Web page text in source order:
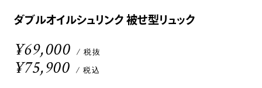
ダブルオイルシュリンク 被せ型リュック
¥69,000 / 税抜
¥75,900 / 税込